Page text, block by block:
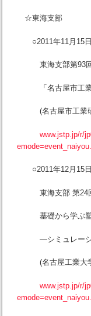
☆東海支部
○2011年11月15
東海支部第93回
「名古屋市工業
(名古屋市工業
www.jstp.jp/r/
○2011年12月15日
東海支部 第24回
基礎から学ぶ塑性
―シミュレーショ
(名古屋工業大学
www.jstp.jp/r/